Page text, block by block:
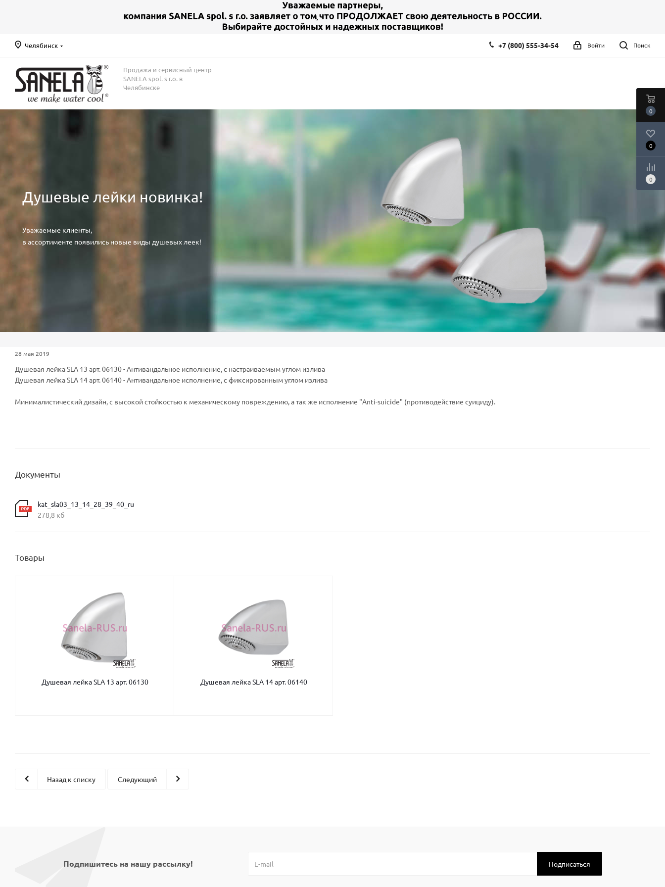
Челябинск Поиск
Войти
+7 (800) 555-34-54
Продажа и сервисный центр
SANELA spol. s r.o. в
Челябинске
Душевые лейки новинка!
Уважаемые клиенты,
в ассортименте появились новые виды душевых леек!
28 мая 2019
Душевая лейка SLA 13 арт. 06130 - Антивандальное исполнение, с настраиваемым углом излива
Душевая лейка SLA 14 арт. 06140 - Антивандальное исполнение, с фиксированным углом излива
Минималистический дизайн, с высокой стойкостью к механическому повреждению, а так же исполнение "Anti-suicide" (противодействие суициду).
Документы
kat_sla03_13_14_28_39_40_ru
278,8 кб
Товары
Душевая лейка SLA 13 арт. 06130 Душевая лейка SLA 14 арт. 06140
Назад к списку Следующий
Подпишитесь на нашу рассылку!
0
0
0